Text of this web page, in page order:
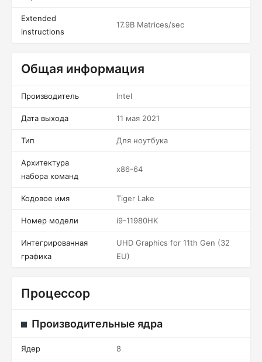
Extended
instructions
17.9B Matrices/sec
Общая информация
Производитель Intel
Дата выхода 11 мая 2021
Тип Для ноутбука
Архитектура
набора команд
x86-64
Кодовое имя Tiger Lake
Номер модели i9-11980HK
Интегрированная
графика
UHD Graphics for 11th Gen (32
EU)
Процессор
Производительные ядра
Ядер 8